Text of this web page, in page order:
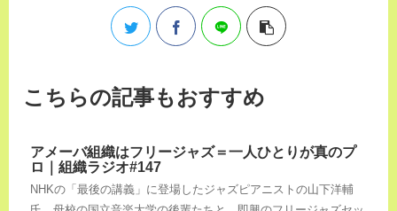
こちらの記事もおすすめ
アメーバ組織はフリージャズ＝一人ひとりが真のプ
ロ｜組織ラジオ#147
NHKの「最後の講義」に登場したジャズピアニストの山下洋輔